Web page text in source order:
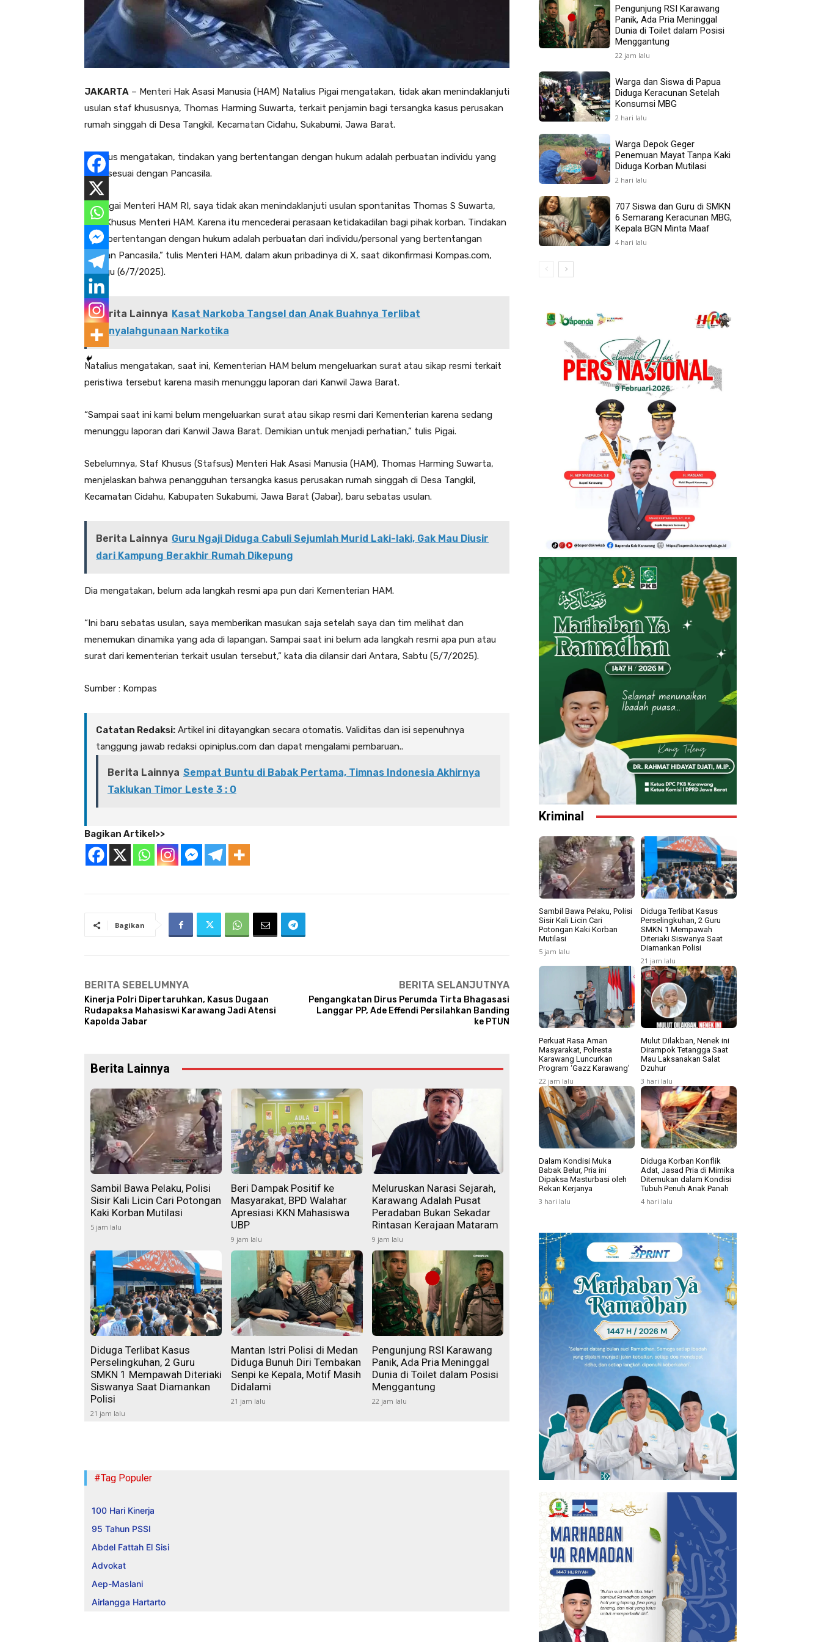
JAKARTA – Menteri Hak Asasi Manusia (HAM) Natalius Pigai mengatakan, tidak akan menindaklanjuti
usulan staf khususnya, Thomas Harming Suwarta, terkait penjamin bagi tersangka kasus perusakan
rumah singgah di Desa Tangkil, Kecamatan Cidahu, Sukabumi, Jawa Barat.
Natalius mengatakan, tindakan yang bertentangan dengan hukum adalah perbuatan individu yang
tidak sesuai dengan Pancasila.
“Sebagai Menteri HAM RI, saya tidak akan menindaklanjuti usulan spontanitas Thomas S Suwarta,
Staf Khusus Menteri HAM. Karena itu mencederai perasaan ketidakadilan bagi pihak korban. Tindakan
yang bertentangan dengan hukum adalah perbuatan dari individu/personal yang bertentangan
dengan Pancasila,” tulis Menteri HAM, dalam akun pribadinya di X, saat dikonfirmasi Kompas.com,
Minggu (6/7/2025).
Berita Lainnya Kasat Narkoba Tangsel dan Anak Buahnya Terlibat
Penyalahgunaan Narkotika
Natalius mengatakan, saat ini, Kementerian HAM belum mengeluarkan surat atau sikap resmi terkait
peristiwa tersebut karena masih menunggu laporan dari Kanwil Jawa Barat.
“Sampai saat ini kami belum mengeluarkan surat atau sikap resmi dari Kementerian karena sedang
menunggu laporan dari Kanwil Jawa Barat. Demikian untuk menjadi perhatian,” tulis Pigai.
Sebelumnya, Staf Khusus (Stafsus) Menteri Hak Asasi Manusia (HAM), Thomas Harming Suwarta,
menjelaskan bahwa penangguhan tersangka kasus perusakan rumah singgah di Desa Tangkil,
Kecamatan Cidahu, Kabupaten Sukabumi, Jawa Barat (Jabar), baru sebatas usulan.
Berita Lainnya Guru Ngaji Diduga Cabuli Sejumlah Murid Laki-laki, Gak Mau Diusir
dari Kampung Berakhir Rumah Dikepung
Dia mengatakan, belum ada langkah resmi apa pun dari Kementerian HAM.
“Ini baru sebatas usulan, saya memberikan masukan saja setelah saya dan tim melihat dan
menemukan dinamika yang ada di lapangan. Sampai saat ini belum ada langkah resmi apa pun atau
surat dari kementerian terkait usulan tersebut,” kata dia dilansir dari Antara, Sabtu (5/7/2025).
Sumber : Kompas
Catatan Redaksi: Artikel ini ditayangkan secara otomatis. Validitas dan isi sepenuhnya
tanggung jawab redaksi opiniplus.com dan dapat mengalami pembaruan..
Berita Lainnya Sempat Buntu di Babak Pertama, Timnas Indonesia Akhirnya
Taklukan Timor Leste 3 : 0
Bagikan Artikel>>
Bagikan
BERITA SEBELUMNYA
Kinerja Polri Dipertaruhkan, Kasus Dugaan
Rudapaksa Mahasiswi Karawang Jadi Atensi
Kapolda Jabar
BERITA SELANJUTNYA
Pengangkatan Dirus Perumda Tirta Bhagasasi
Langgar PP, Ade Effendi Persilahkan Banding
ke PTUN
Berita Lainnya
Sambil Bawa Pelaku, Polisi
Sisir Kali Licin Cari Potongan
Kaki Korban Mutilasi
5 jam lalu
Beri Dampak Positif ke
Masyarakat, BPD Walahar
Apresiasi KKN Mahasiswa
UBP
9 jam lalu
Meluruskan Narasi Sejarah,
Karawang Adalah Pusat
Peradaban Bukan Sekadar
Rintasan Kerajaan Mataram
9 jam lalu
Diduga Terlibat Kasus
Perselingkuhan, 2 Guru
SMKN 1 Mempawah Diteriaki
Siswanya Saat Diamankan
Polisi
21 jam lalu
Mantan Istri Polisi di Medan
Diduga Bunuh Diri Tembakan
Senpi ke Kepala, Motif Masih
Didalami
21 jam lalu
Pengunjung RSI Karawang
Panik, Ada Pria Meninggal
Dunia di Toilet dalam Posisi
Menggantung
22 jam lalu
#Tag Populer
100 Hari Kinerja
95 Tahun PSSI
Abdel Fattah El Sisi
Advokat
Aep-Maslani
Airlangga Hartarto
Pengunjung RSI Karawang
Panik, Ada Pria Meninggal
Dunia di Toilet dalam Posisi
Menggantung
22 jam lalu
Warga dan Siswa di Papua
Diduga Keracunan Setelah
Konsumsi MBG
2 hari lalu
Warga Depok Geger
Penemuan Mayat Tanpa Kaki
Diduga Korban Mutilasi
2 hari lalu
707 Siswa dan Guru di SMKN
6 Semarang Keracunan MBG,
Kepala BGN Minta Maaf
4 hari lalu
Kriminal
Sambil Bawa Pelaku, Polisi
Sisir Kali Licin Cari
Potongan Kaki Korban
Mutilasi
5 jam lalu
Diduga Terlibat Kasus
Perselingkuhan, 2 Guru
SMKN 1 Mempawah
Diteriaki Siswanya Saat
Diamankan Polisi
21 jam lalu
Perkuat Rasa Aman
Masyarakat, Polresta
Karawang Luncurkan
Program ‘Gazz Karawang’
22 jam lalu
Mulut Dilakban, Nenek ini
Dirampok Tetangga Saat
Mau Laksanakan Salat
Dzuhur
3 hari lalu
Dalam Kondisi Muka
Babak Belur, Pria ini
Dipaksa Masturbasi oleh
Rekan Kerjanya
3 hari lalu
Diduga Korban Konflik
Adat, Jasad Pria di Mimika
Ditemukan dalam Kondisi
Tubuh Penuh Anak Panah
4 hari lalu